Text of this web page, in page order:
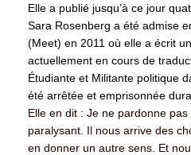
Elle a publié jusqu’à ce jour
Sara Rosenberg a été admise
(Meet) en 2011 où elle a écrit
actuellement en cours de
Étudiante et Militante politique
été arrêtée et emprisonnée
Elle en dit : Je ne pardonne pas
paralysant. Il nous arrive des
en donner un autre sens. Et